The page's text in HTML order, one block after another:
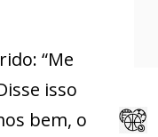
“Me
isso
bem, o